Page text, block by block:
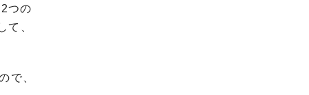
つの
て、
で、